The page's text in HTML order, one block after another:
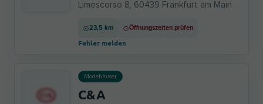
Limescorso 8, 60439 Frankfurt am Main
23,5 km Öffnungszeiten prüfen
Fehler melden
Modehäuser
C&A